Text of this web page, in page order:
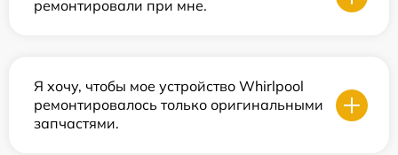
ремонтировали при мне.
Я хочу, чтобы мое устройство Whirlpool
ремонтировалось только оригинальными
запчастями.